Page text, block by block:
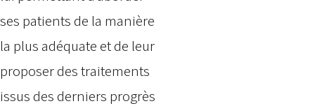
ses patients de la manière
la plus adéquate et de leur
proposer des traitements
issus des derniers progrès